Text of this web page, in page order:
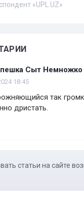
«UPL.UZ»
Сыт Немножко
18:45
так
дристать.
статьи на сайте